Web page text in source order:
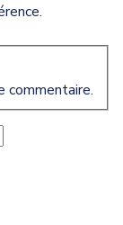
commentaire.